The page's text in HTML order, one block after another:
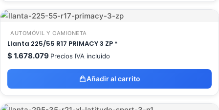
AUTOMÓVIL Y CAMIONETA
Llanta 225/55 R17 PRIMACY 3 ZP *
$1.678.079 Precios IVA incluido
Añadir al carrito